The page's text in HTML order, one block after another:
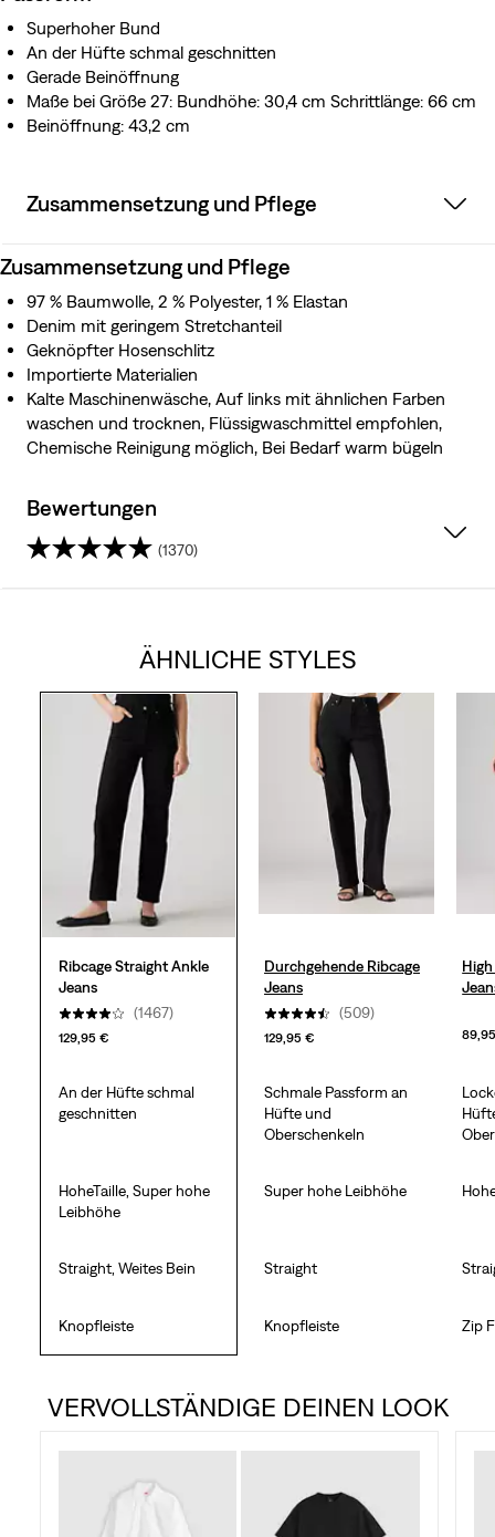
Superhoher Bund
An der Hüfte schmal geschnitten
Gerade Beinöffnung
Maße bei Größe 27: Bundhöhe: 30,4 cm Schrittlänge: 66 cm
Beinöffnung: 43,2 cm
Zusammensetzung und Pflege
Zusammensetzung und Pflege
97 % Baumwolle, 2 % Polyester, 1 % Elastan
Denim mit geringem Stretchanteil
Geknöpfter Hosenschlitz
Importierte Materialien
Kalte Maschinenwäsche, Auf links mit ähnlichen Farben
waschen und trocknen, Flüssigwaschmittel empfohlen,
Chemische Reinigung möglich, Bei Bedarf warm bügeln
Bewertungen
(1370)
Sternen.
Bewertungen
ÄHNLICHE STYLES
Ribcage Straight Ankle
Jeans
(1467)
129,95 €
Durchgehende Ribcage
Jeans
(509)
129,95 €
An der Hüfte schmal
geschnitten
Schmale Passform an
Hüfte und
Oberschenkeln
HoheTaille, Super hohe
Leibhöhe
Super hohe Leibhöhe
Straight, Weites Bein Straight
Knopfleiste Knopfleiste Zip
VERVOLLSTÄNDIGE DEINEN LOOK